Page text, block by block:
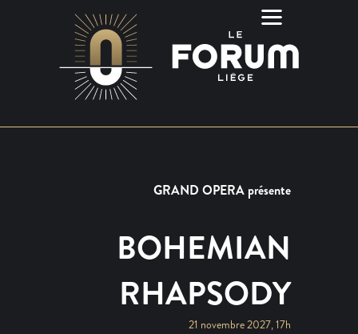
GRAND OPERA présente
BOHEMIAN
RHAPSODY
21 novembre 2027, 17h